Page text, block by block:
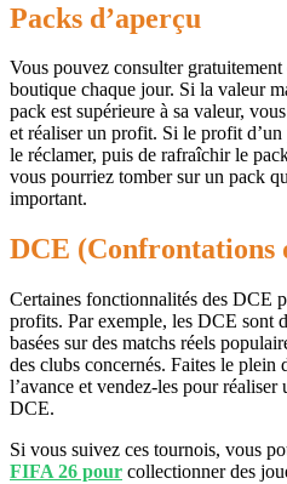
Packs d’aperçu
Vous pouvez consulter gratuitement
boutique chaque jour. Si la valeur
pack est supérieure à sa valeur,
et réaliser un profit. Si le profit
le réclamer, puis de rafraîchir le
vous pourriez tomber sur un pack
important.
DCE (Confrontations
Certaines fonctionnalités des DCE
profits. Par exemple, les DCE sont
basées sur des matchs réels
des clubs concernés. Faites le plein
l’avance et vendez-les pour
DCE.
Si vous suivez ces tournois, vous
FIFA 26 pour collectionner des